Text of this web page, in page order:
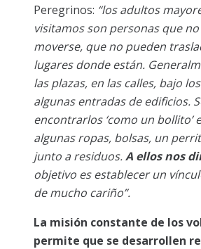
Peregrinos: “los adultos
visitamos son personas que
moverse, que no pueden
lugares donde están.
las plazas, en las calles, bajo
algunas entradas de edificios.
encontrarlos ‘como un bollito’
algunas ropas, bolsas, un
junto a residuos.A ellos nos
objetivo es establecer un
de mucho cariño”.
La misión constante de los
permite que se desarrollen